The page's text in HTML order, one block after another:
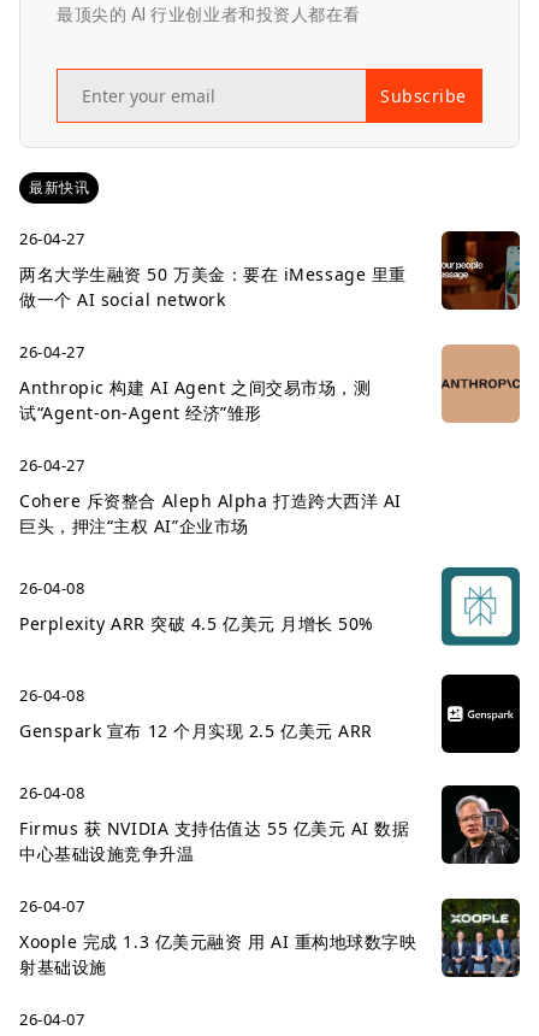
最顶尖的 AI 行业创业者和投资人都在看
Subscribe
最新快讯
26-04-27
两名大学生融资 50 万美金：要在 iMessage 里重
做一个 AI social network
26-04-27
Anthropic 构建 AI Agent 之间交易市场，测
试“Agent-on-Agent 经济”雏形
26-04-27
Cohere 斥资整合 Aleph Alpha 打造跨大西洋 AI
巨头，押注“主权 AI”企业市场
26-04-08
Perplexity ARR 突破 4.5 亿美元 月增长 50%
26-04-08
Genspark 宣布 12 个月实现 2.5 亿美元 ARR
26-04-08
Firmus 获 NVIDIA 支持估值达 55 亿美元 AI 数据
中心基础设施竞争升温
26-04-07
Xoople 完成 1.3 亿美元融资 用 AI 重构地球数字映
射基础设施
26-04-07